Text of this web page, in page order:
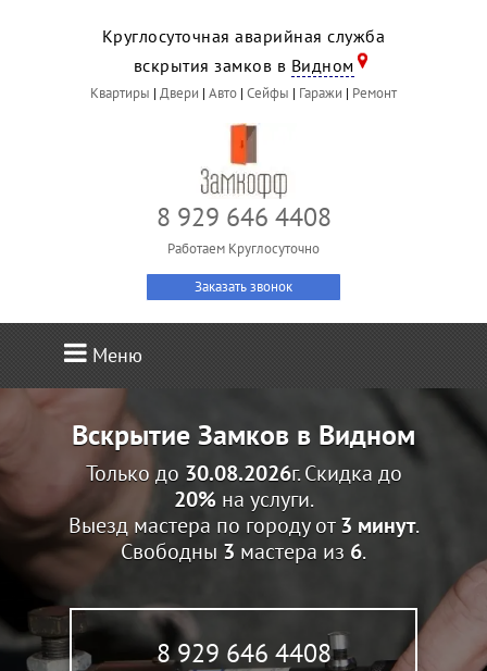
Круглосуточная аварийная служба
вскрытия замков в Видном
Квартиры | Двери | Авто | Сейфы | Гаражи | Ремонт
8 929 646 4408
Работаем Круглосуточно
Заказать звонок
Меню
Вскрытие Замков в Видном
Только до 30.08.2026г. Скидка до
20%на услуги.
Выезд мастера по городу от3 минут.
Свободны 3 мастера из 6.
8 929 646 4408